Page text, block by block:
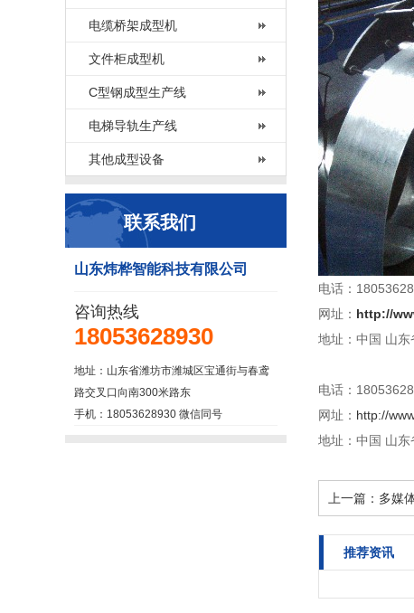
电缆桥架成型机
文件柜成型机
C型钢成型生产线
电梯导轨生产线
其他成型设备
联系我们
山东炜桦智能科技有限公司
咨询热线
18053628930
地址：山东省潍坊市潍城区宝通街与春鸢
路交叉口向南300米路东
手机：18053628930 微信同号
电话：
网址： http://
地址：中国 山
电话：
网址： http://
地址：中国 山
上一篇： 多媒
推荐资讯